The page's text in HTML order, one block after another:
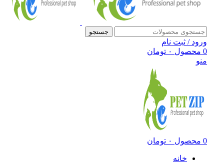
جستجو
ورود / ثبت نام
0 محصول ۰ تومان
منو
0 محصول ۰ تومان
خانه